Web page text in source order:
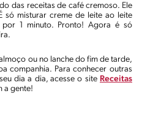
das receitas de café cremoso. Ele
só misturar creme de leite ao leite
1 minuto. Pronto! Agora é só
ou no lanche do fim de tarde,
companhia. Para conhecer outras
dia a dia, acesse o site Receitas
a gente!